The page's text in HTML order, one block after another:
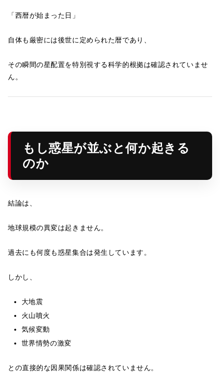
「西暦が始まった日」
自体も厳密には後世に定められた暦であり、
その瞬間の星配置を特別視する科学的根拠は確認されていませ
ん。
もし惑星が並ぶと何か起きる
のか
結論は、
地球規模の異変は起きません。
過去にも何度も惑星集合は発生しています。
しかし、
大地震
火山噴火
気候変動
世界情勢の激変
との直接的な因果関係は確認されていません。